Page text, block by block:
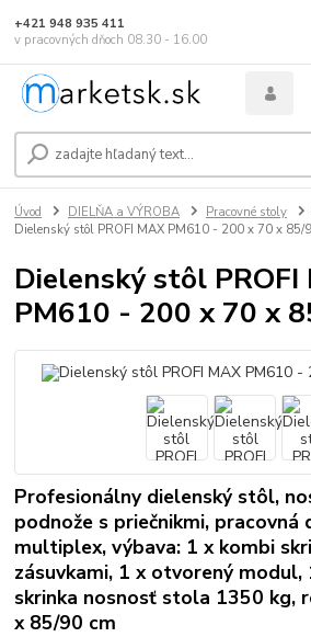
+421 948 935 411
v pracovných dňoch 08.30 - 16.00
Úvod DIELŇA a VÝROBA Pracovné stoly
Dielenský stôl PROFI MAX PM610 - 200 x 70 x 85/
Dielenský stôl PROFI
PM610 - 200 x 70 x
Profesionálny dielenský stôl,
podnože s priečnikmi, pracovná
multiplex, výbava: 1 x kombi
zásuvkami, 1 x otvorený modul,
skrinka nosnosť stola 1350 kg,
x 85/90 cm